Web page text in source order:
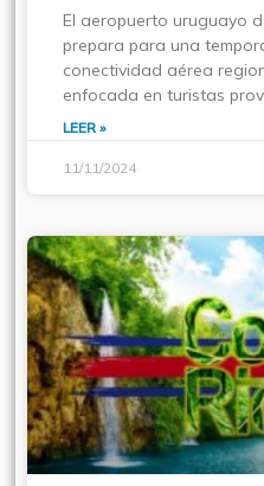
El aeropuerto uruguayo
prepara para una
conectividad aérea
enfocada en turistas
LEER »
11/11/2024